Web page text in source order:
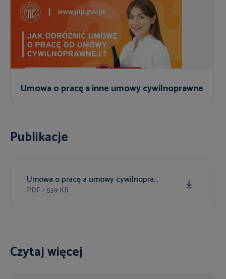
Umowa o pracę a inne umowy cywilnoprawne
Publikacje
Umowa o pracę a umowy cywilnoprawne
PDF • 539 KB
Czytaj więcej